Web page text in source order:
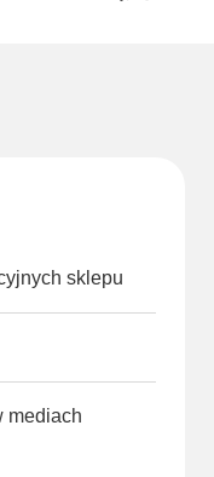
sklepu
mediach